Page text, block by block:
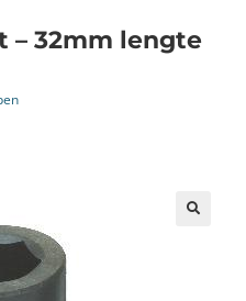
– 32mm lengte